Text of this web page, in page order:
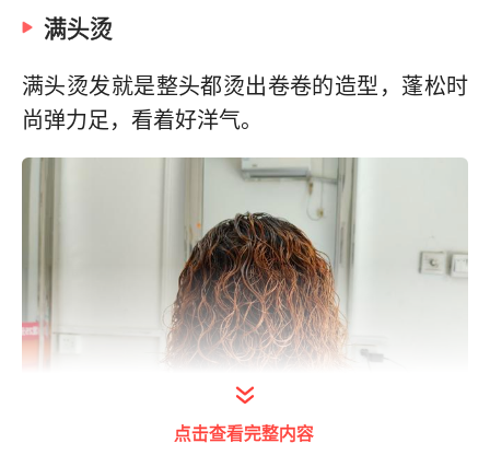
满头烫
满头烫发就是整头都烫出卷卷的造型，蓬松时
尚弹力足，看着好洋气。
点击查看完整内容